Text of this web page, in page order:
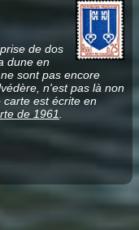
de dos
dune en
sont pas encore
n'est pas là non
carte est écrite en
de 1961